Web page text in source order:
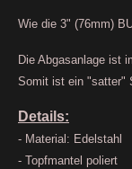
Wie die 3" (76mm)
Die Abgasanlage ist
Somit ist ein "satter"
Details:
- Material: Edelstahl
- Topfmantel poliert